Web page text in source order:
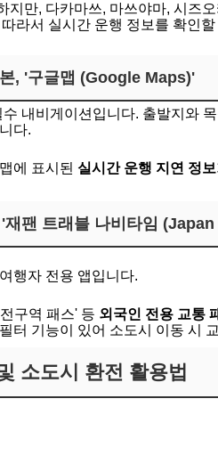
지만, 다카마쓰, 마쓰야마, 시즈
라서 실시간 운행 정보를 확인
, '구글맵 (Google Maps)'
내비게이션입니다. 출발지와
다.
에 표시된 실시간 운행 지연 정보
팬 트래블 나비타임
행자 전용 앱입니다.
구역 패스' 등 외국인 전용 교통
터 기능이 있어 소도시 이동 시
소도시 환전 활용법